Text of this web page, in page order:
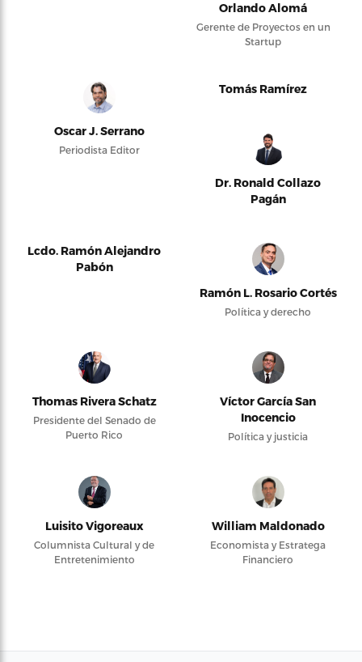
Orlando Alomá
Gerente de Proyectos en un
Startup
Oscar J. Serrano
Periodista Editor
Tomás Ramírez
Dr. Ronald Collazo
Pagán
Lcdo. Ramón Alejandro
Pabón
Ramón L. Rosario Cortés
Política y derecho
Thomas Rivera Schatz
Presidente del Senado de
Puerto Rico
Víctor García San
Inocencio
Política y justicia
Luisito Vigoreaux
Columnista Cultural y de
Entretenimiento
William Maldonado
Economista y Estratega
Financiero